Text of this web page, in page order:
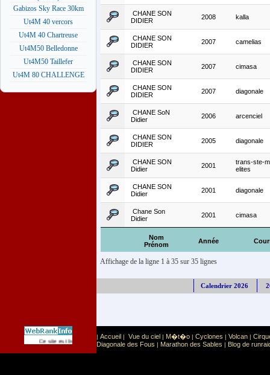
Gabizos Sky Race 30km
Ut4M 40 vercors
Ut4M 40 Chartreuse
Ut4M50 Belledonne
Ut4M50 Taillefer
Ut4M 80 CHALLENGE
Nom
Prénom
Année
CHANE SON
DIDIER
2008 kalla
CHANE SON
DIDIER
2007 camelias
CHANE SON
DIDIER
2007 cimasa
CHANE SON
DIDIER
2007 diagonale
CHANE SoN
Didier
2006 arcenciel
CHANE SON
DIDIER
2005 diagonale
CHANE SON
Didier
2001
trans-ste-
elites
CHANE SON
Didier
2001 diagonale
Chane Son
Didier
2001 cimasa
Affichage de la ligne 1 à 35 sur 35 lignes
Calendrier 2026
Ce site est list� dans la cat�gorie Sport: Sports extr�mes
| Accueil | Vue du ciel | M�t�o | Cyclones | Volcan |
Diagonale des Fous | Marathon des Sables | Blog de